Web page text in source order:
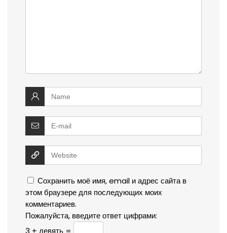
Сохранить моё имя, email и адрес сайта в
этом браузере для последующих моих
комментариев.
Пожалуйста, введите ответ цифрами:
3 + девять =